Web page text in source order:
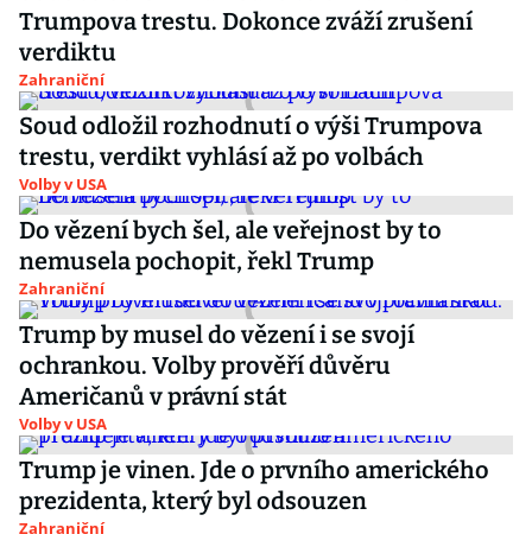
Trumpova trestu. Dokonce zváží zrušení
verdiktu
Zahraniční
Soud odložil rozhodnutí o výši Trumpova
trestu, verdikt vyhlásí až po volbách
Volby v USA
Do vězení bych šel, ale veřejnost by to
nemusela pochopit, řekl Trump
Zahraniční
Trump by musel do vězení i se svojí
ochrankou. Volby prověří důvěru
Američanů v právní stát
Volby v USA
Trump je vinen. Jde o prvního amerického
prezidenta, který byl odsouzen
Zahraniční